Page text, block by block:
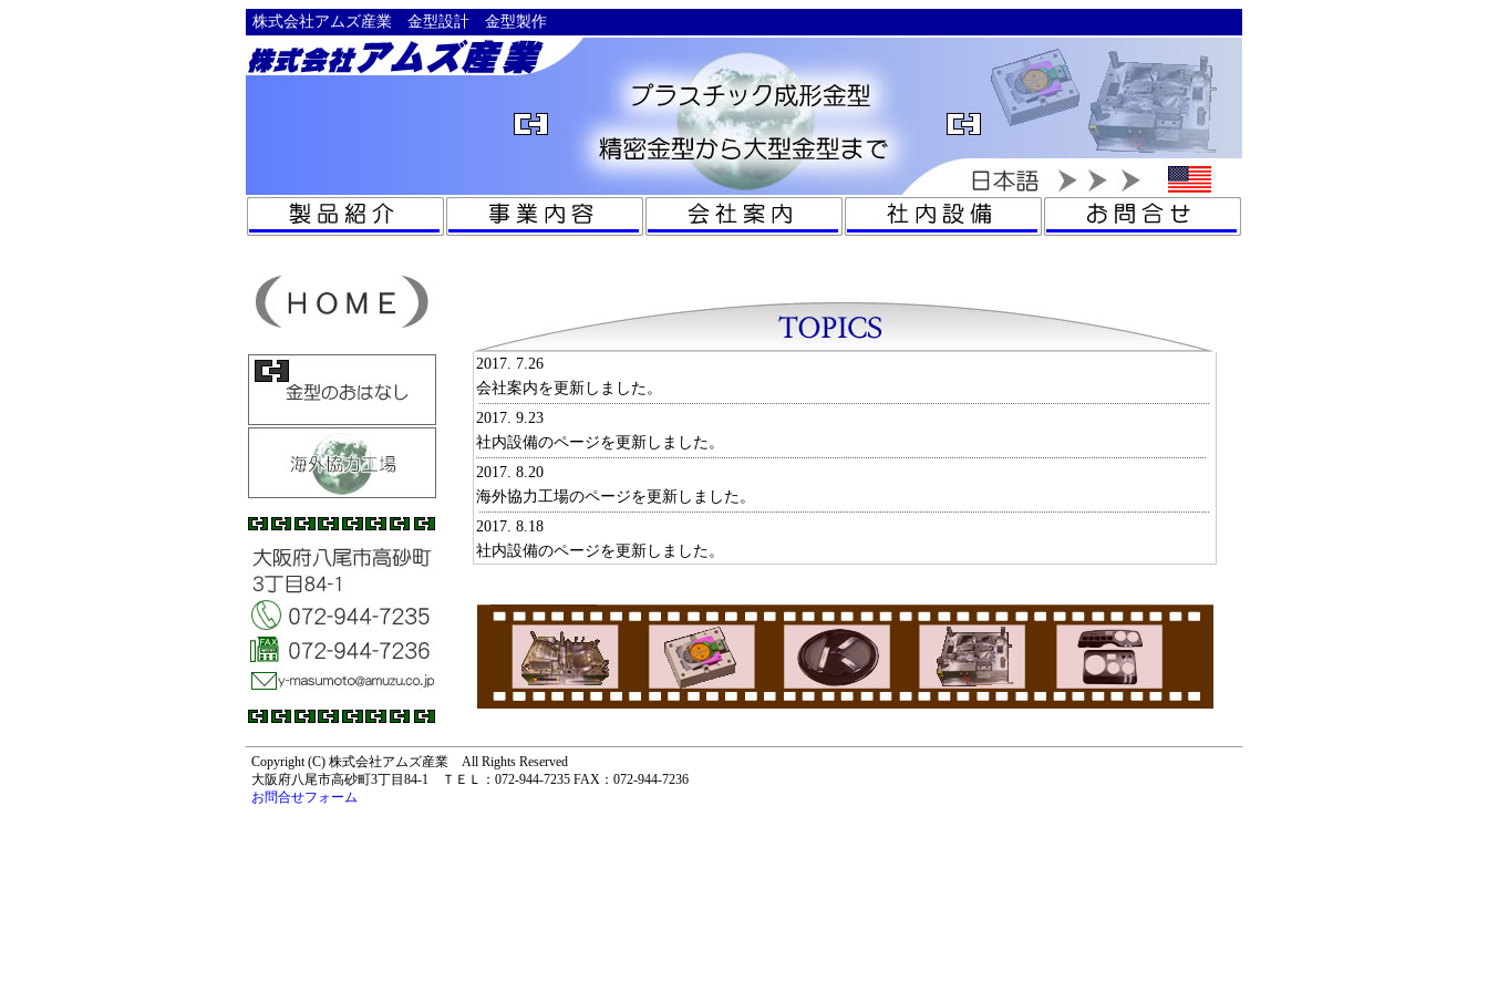
株式会社アムズ産業 金型設計 金型製作
2017. 7.26
会社案内を更新しました。
2017. 9.23
社内設備のページを更新しました。
2017. 8.20
海外協力工場のページを更新しました。
2017. 8.18
社内設備のページを更新しました。
Copyright (C) 株式会社アムズ産業 All Rights Reserved
大阪府八尾市高砂町3丁目84-1 ＴＥＬ：072-944-7235 FAX：072-944-7236
お問合せフォーム